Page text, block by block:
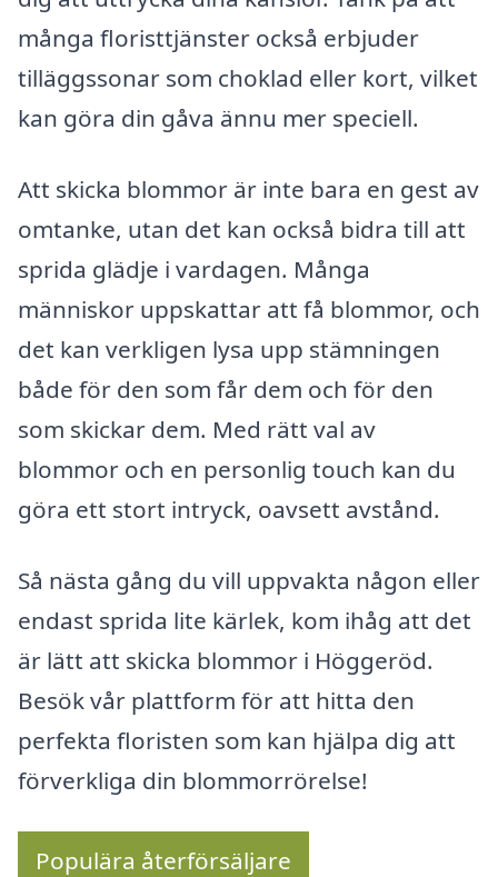
många floristtjänster också erbjuder
tilläggssonar som choklad eller kort, vilket
kan göra din gåva ännu mer speciell.
Att skicka blommor är inte bara en gest av
omtanke, utan det kan också bidra till att
sprida glädje i vardagen. Många
människor uppskattar att få blommor, och
det kan verkligen lysa upp stämningen
både för den som får dem och för den
som skickar dem. Med rätt val av
blommor och en personlig touch kan du
göra ett stort intryck, oavsett avstånd.
Så nästa gång du vill uppvakta någon eller
endast sprida lite kärlek, kom ihåg att det
är lätt att skicka blommor i Höggeröd.
Besök vår plattform för att hitta den
perfekta floristen som kan hjälpa dig att
förverkliga din blommorrörelse!
Populära återförsäljare